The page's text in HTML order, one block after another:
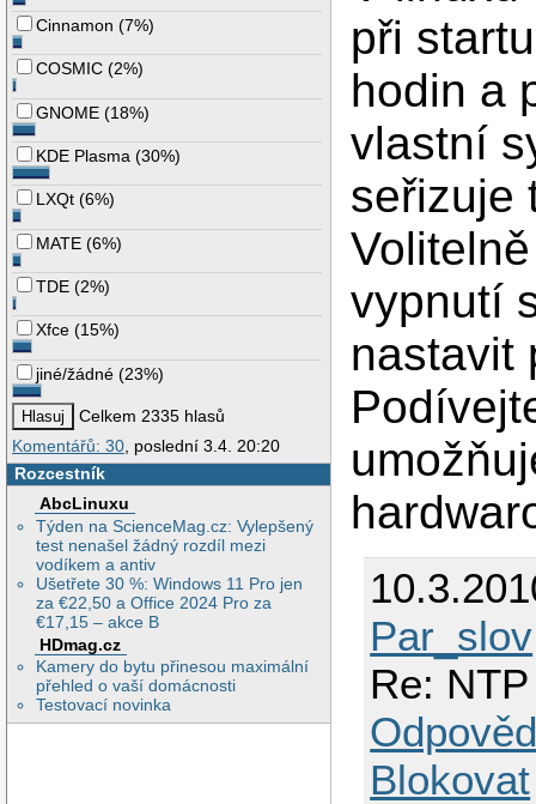
Cinnamon (7%)
COSMIC (2%)
GNOME (18%)
KDE Plasma (30%)
LXQt (6%)
MATE (6%)
TDE (2%)
Xfce (15%)
jiné/žádné (23%)
Celkem 2335 hlasů
Komentářů: 30, poslední 3.4. 20:20
Rozcestník
AbcLinuxu
Týden na ScienceMag.cz: Vylepšený
test nenašel žádný rozdíl mezi
vodíkem a antiv
Ušetřete 30 %: Windows 11 Pro jen
za €22,50 a Office 2024 Pro za
€17,15 – akce B
HDmag.cz
Kamery do bytu přinesou maximální
přehled o vaší domácnosti
Testovací novinka
při
hodin a
vlastní
seřizuje
vypnutí
nastavit
Par_slov
Re:
Blokovat